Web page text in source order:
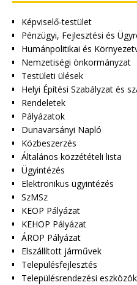
Képviselő-testület
Pénzügyi, Fejlesztési és
Humánpolitikai és
Nemzetiségi önkormányzat
Testületi ülések
Helyi Építési Szabályzat és
Rendeletek
Pályázatok
Dunavarsányi Napló
Közbeszerzés
Általános közzétételi lista
Ügyintézés
Elektronikus ügyintézés
SzMSz
KEOP Pályázat
KEHOP Pályázat
ÁROP Pályázat
Elszállított járművek
Településfejlesztés
Településrendezési eszközök